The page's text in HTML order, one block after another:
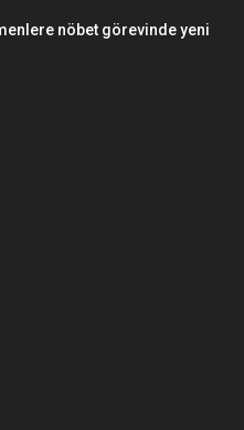
nöbet görevinde yeni